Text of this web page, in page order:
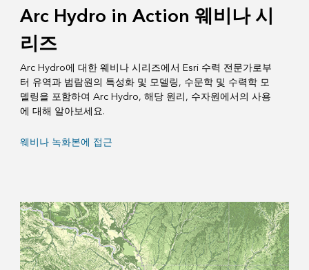
Arc Hydro in Action 웨비나 시
리즈
Arc Hydro에 대한 웨비나 시리즈에서 Esri 수력 전문가로부
터 유역과 범람원의 특성화 및 모델링, 수문학 및 수력학 모
델링을 포함하여 Arc Hydro, 해당 원리, 수자원에서의 사용
에 대해 알아보세요.
웨비나 녹화본에 접근